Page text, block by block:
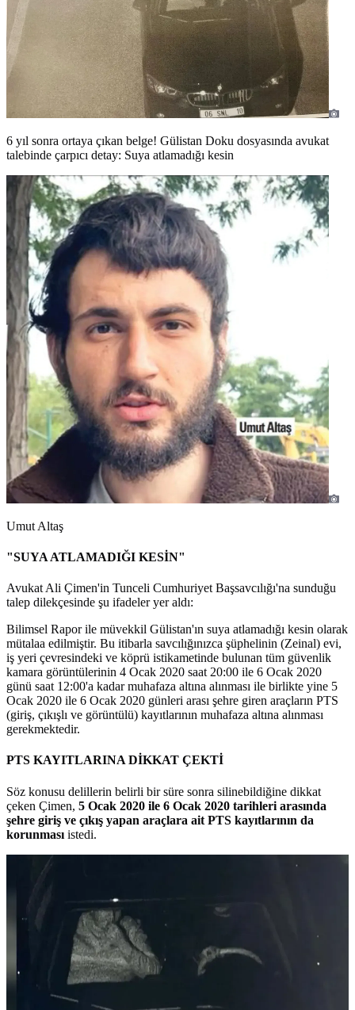
6 yıl sonra ortaya çıkan belge! Gülistan Doku dosyasında avukat
talebinde çarpıcı detay: Suya atlamadığı kesin
Umut Altaş
"SUYA ATLAMADIĞI KESİN"
Avukat Ali Çimen'in Tunceli Cumhuriyet Başsavcılığı'na sunduğu
talep dilekçesinde şu ifadeler yer aldı:
Bilimsel Rapor ile müvekkil Gülistan'ın suya atlamadığı kesin olarak
mütalaa edilmiştir. Bu itibarla savcılığınızca şüphelinin (Zeinal) evi,
iş yeri çevresindeki ve köprü istikametinde bulunan tüm güvenlik
kamara görüntülerinin 4 Ocak 2020 saat 20:00 ile 6 Ocak 2020
günü saat 12:00'a kadar muhafaza altına alınması ile birlikte yine 5
Ocak 2020 ile 6 Ocak 2020 günleri arası şehre giren araçların PTS
(giriş, çıkışlı ve görüntülü) kayıtlarının muhafaza altına alınması
gerekmektedir.
PTS KAYITLARINA DİKKAT ÇEKTİ
Söz konusu delillerin belirli bir süre sonra silinebildiğine dikkat
çeken Çimen, 5 Ocak 2020 ile 6 Ocak 2020 tarihleri arasında
şehre giriş ve çıkış yapan araçlara ait PTS kayıtlarının da
korunması istedi.